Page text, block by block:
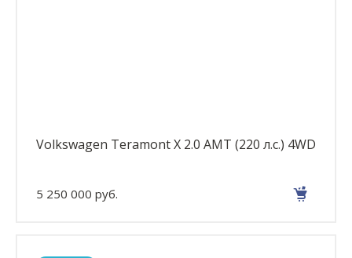
Volkswagen Teramont X 2.0 AMT (220 л.с.) 4WD
5 250 000 руб.